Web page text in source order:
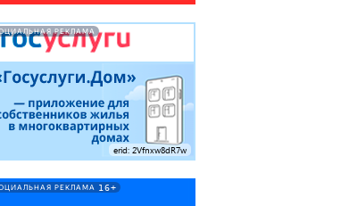
РЕКЛАМА
erid: 2Vfnxw8dR7w
РЕКЛАМА 16+